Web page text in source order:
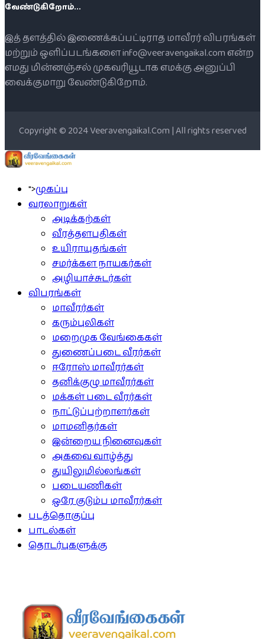
வேண்டுகிறோம்...
இத் தளத்தில் இணைக்கப்பட்டிராத மாவீரர் விபரங்கள்
மற்றும் ஒளிப்படங்களை info@veeravengaikal.com என்ற
எமது மின்னஞ்சல் முகவரியூடாக எமக்கு அனுப்பி
வைக்குமாறு வேண்டுகிறோம்.
Copyright © 2024 Veeravengaikal.Com | All rights reserved
">முகப்பு
வரலாறுகள்
அடிக்கற்கள்
வீரத்தளபதிகள்
உயிராயுதங்கள்
சமர்க்கள நாயகர்கள்
அழியாச்சுடர்கள்
விபரங்கள்
மாவீரர்கள்
கரும்புலிகள்
மறைமுக வேங்கைகள்
துணைப்படை வீரர்கள்
ஈரோஸ் மாவீரர்கள்
தனிக்குழு மாவீரர்கள்
மக்கள் படை வீரர்கள்
நாட்டுப்பற்றாளர்கள்
மாமனிதர்கள்
இன்றைய நினைவுகள்
அகவை வாழ்த்து
துயிலுமில்லங்கள்
படையணிகள்
ஒரே குடும்ப மாவீரர்கள்
படத்தொகுப்பு
பாடல்கள்
தொடர்புகளுக்கு